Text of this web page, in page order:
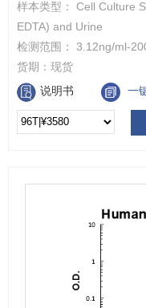
样本类型： Cell Culture
EDTA) and Urine
检测范围： 3.12ng/ml-
货期： 现货
说明书
一